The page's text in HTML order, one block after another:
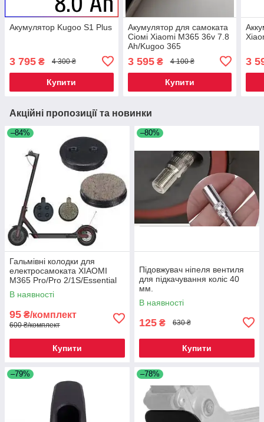
Акумулятор Kugoo S1 Plus
3 795 ₴ 4 300 ₴
Купити
Акумулятор для самоката
Сіомі Xiaomi M365 36v 7.8
Ah/Kugoo 365
3 595₴ 4 100 ₴
Купити
3
Акційні пропозиції та новинки
–84%
Гальмівні колодки для
електросамоката XIAOMI
M365 Pro/Pro 2/1S/Essential
В наявності
95 ₴/комплект
600 ₴/комплект
Купити
–80%
Підовжувач ніпеля вентиля
для підкачування коліс 40
мм.
В наявності
125 ₴ 630 ₴
Купити
–79% –78%